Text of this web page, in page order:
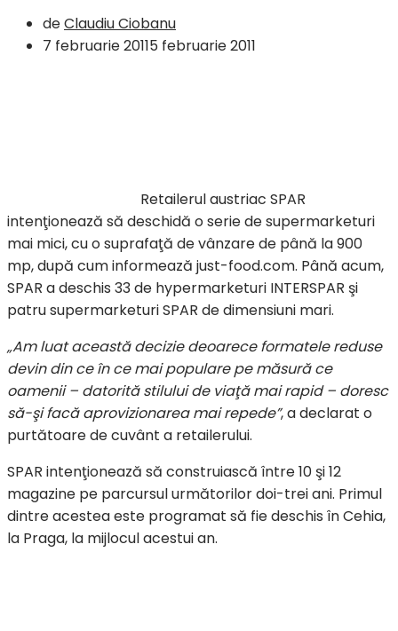
deClaudiu Ciobanu
7 februarie 20115 februarie 2011
Retailerul austriac SPAR
intenţionează să deschidă o serie de supermarketuri
mai mici, cu o suprafaţă de vânzare de până la 900
mp, după cum informează just-food.com. Până acum,
SPAR a deschis 33 de hypermarketuri INTERSPAR şi
patru supermarketuri SPAR de dimensiuni mari.
„Am luat această decizie deoarece formatele reduse
devin din ce în ce mai populare pe măsură ce
oamenii – datorită stilului de viaţă mai rapid – doresc
să-şi facă aprovizionarea mai repede”, a declarat o
purtătoare de cuvânt a retailerului.
SPAR intenţionează să construiască între 10 şi 12
magazine pe parcursul următorilor doi-trei ani. Primul
dintre acestea este programat să fie deschis în Cehia,
la Praga, la mijlocul acestui an.